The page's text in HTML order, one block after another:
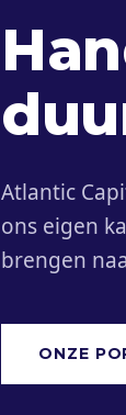
Atlantic
ons eigen
brengen
ONZE